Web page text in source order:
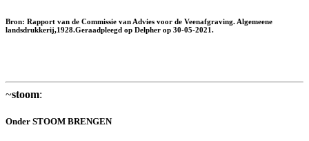
Bron: Rapport van de Commissie van Advies voor de Veenafgraving. Algemeene
landsdrukkerij,1928.Geraadpleegd op Delpher op 30-05-2021.
~stoom:
Onder STOOM BRENGEN